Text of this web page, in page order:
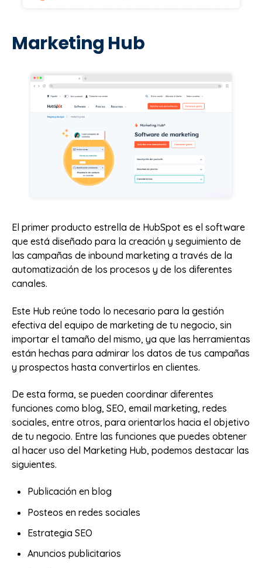
Marketing Hub
El primer producto estrella de HubSpot es el software
que está diseñado para la creación y seguimiento de
las campañas de inbound marketing a través de la
automatización de los procesos y de los diferentes
canales.
Este Hub reúne todo lo necesario para la gestión
efectiva del equipo de marketing de tu negocio, sin
importar el tamaño del mismo, ya que las herramientas
están hechas para admirar los datos de tus campañas
y prospectos hasta convertirlos en clientes.
De esta forma, se pueden coordinar diferentes
funciones como blog, SEO, email marketing, redes
sociales, entre otros, para orientarlos hacia el objetivo
de tu negocio. Entre las funciones que puedes obtener
al hacer uso del Marketing Hub, podemos destacar las
siguientes.
Publicación en blog
Posteos en redes sociales
Estrategia SEO
Anuncios publicitarios